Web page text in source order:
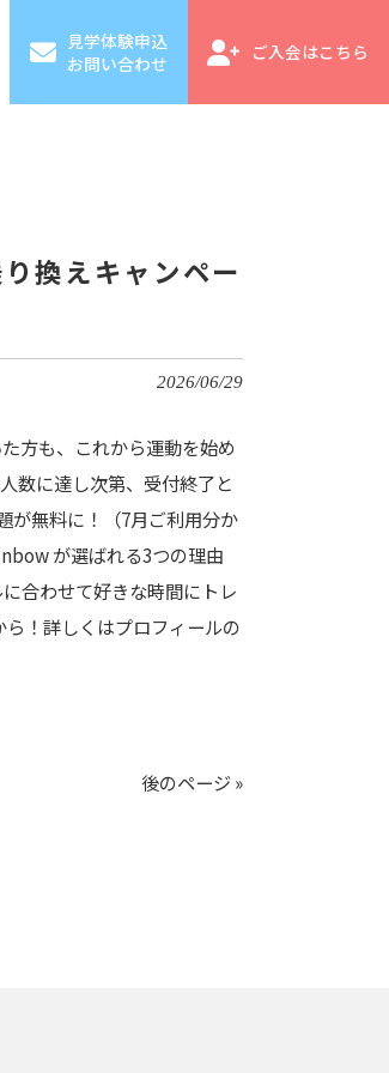
見学体験申込
お問い合わせ
ご入会はこちら
換えキャンペー
2026/06/29
方も、これから運動を始め
数に達し次第、受付終了と
が無料に！（7月ご利用分か
が選ばれる3つの理由
合わせて好きな時間にトレ
！詳しくはプロフィールの
後のページ »